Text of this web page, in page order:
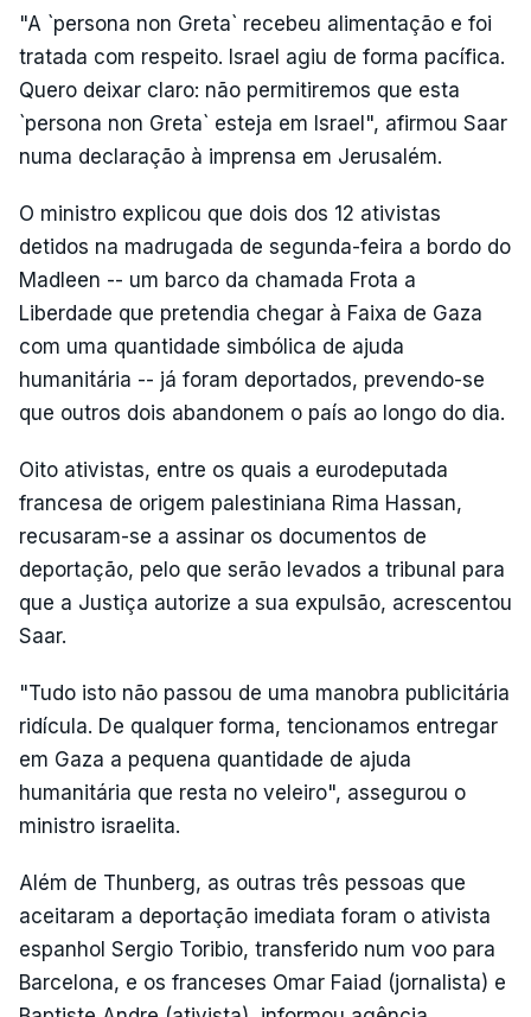
"A `persona non Greta` recebeu alimentação e foi
tratada com respeito. Israel agiu de forma pacífica.
Quero deixar claro: não permitiremos que esta
`persona non Greta` esteja em Israel", afirmou Saar
numa declaração à imprensa em Jerusalém.
O ministro explicou que dois dos 12 ativistas
detidos na madrugada de segunda-feira a bordo do
Madleen -- um barco da chamada Frota a
Liberdade que pretendia chegar à Faixa de Gaza
com uma quantidade simbólica de ajuda
humanitária -- já foram deportados, prevendo-se
que outros dois abandonem o país ao longo do dia.
Oito ativistas, entre os quais a eurodeputada
francesa de origem palestiniana Rima Hassan,
recusaram-se a assinar os documentos de
deportação, pelo que serão levados a tribunal para
que a Justiça autorize a sua expulsão, acrescentou
Saar.
"Tudo isto não passou de uma manobra publicitária
ridícula. De qualquer forma, tencionamos entregar
em Gaza a pequena quantidade de ajuda
humanitária que resta no veleiro", assegurou o
ministro israelita.
Além de Thunberg, as outras três pessoas que
aceitaram a deportação imediata foram o ativista
espanhol Sergio Toribio, transferido num voo para
Barcelona, e os franceses Omar Faiad (jornalista) e